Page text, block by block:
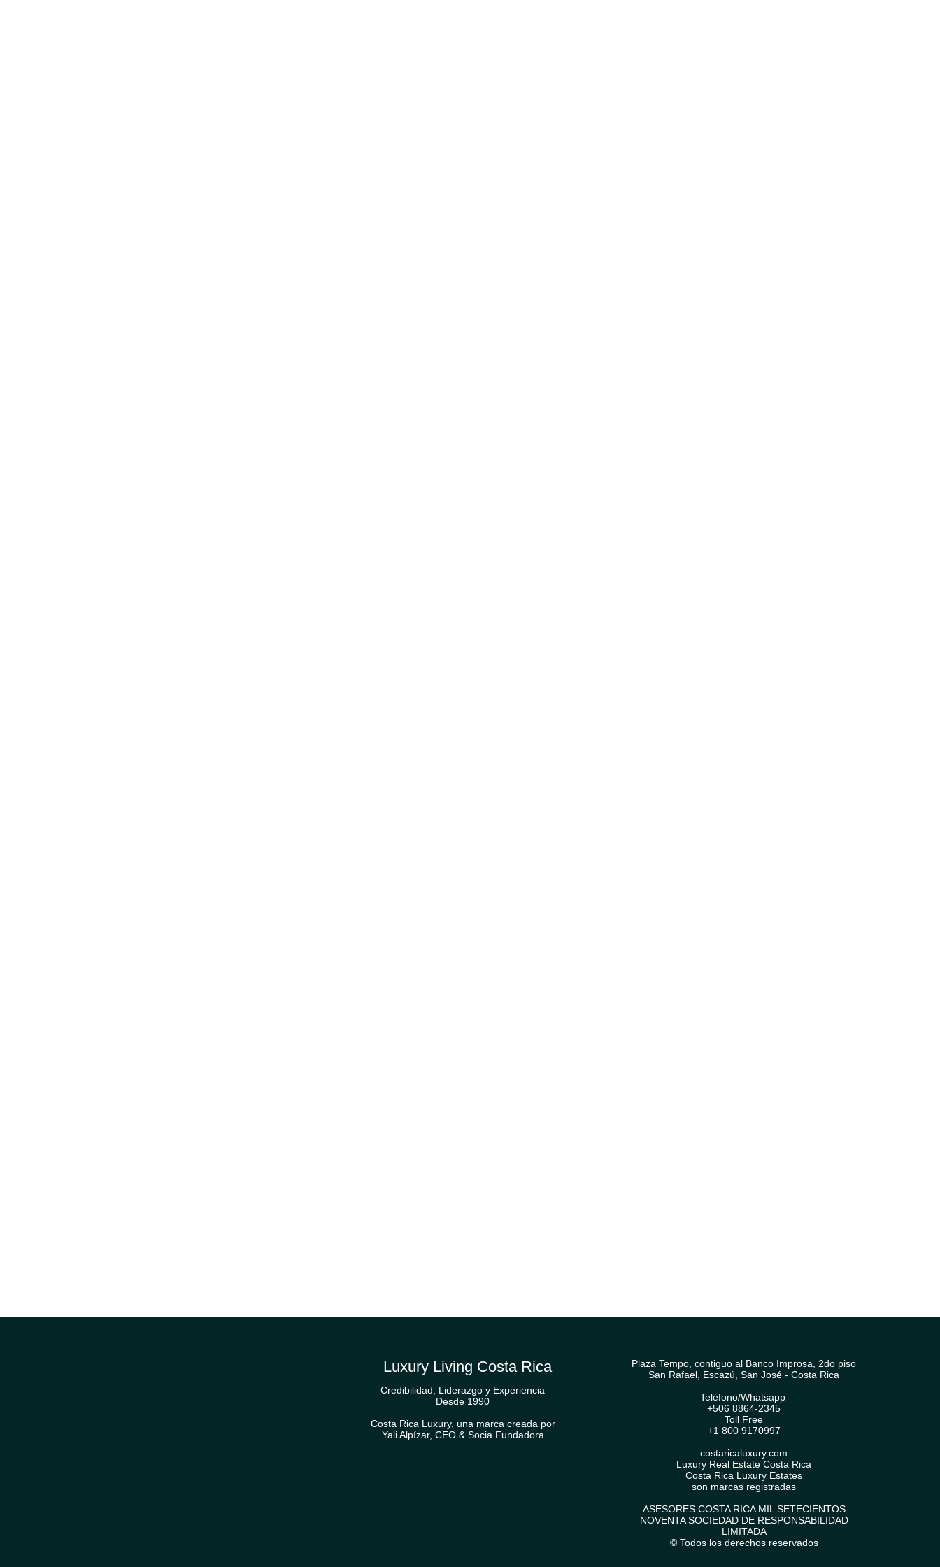
Luxury Living Costa Rica
Plaza Tempo, contiguo al Banco Improsa, 2do piso
San Rafael, Escazú, San José - Costa Rica
Teléfono/Whatsapp
+506 8864-2345
Toll Free
+1 800 9170997
costaricaluxury.com
Luxury Real Estate Costa Rica
Costa Rica Luxury Estates
son marcas registradas
ASESORES COSTA RICA MIL SETECIENTOS
NOVENTA SOCIEDAD DE RESPONSABILIDAD
LIMITADA
© Todos los derechos reservados
Credibilidad, Liderazgo y Experiencia
Desde 1990
Costa Rica Luxury, una marca creada por
Yali Alpízar, CEO & Socia Fundadora